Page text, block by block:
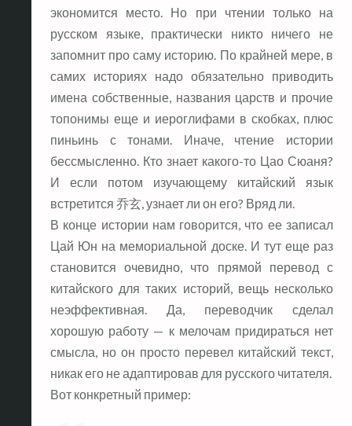
экономится место. Но при чтении только на
русском языке, практически никто ничего не
запомнит про саму историю. По крайней мере, в
самих историях надо обязательно приводить
имена собственные, названия царств и прочие
топонимы еще и иероглифами в скобках, плюс
пиньинь с тонами. Иначе, чтение истории
бессмысленно. Кто знает какого-то Цао Сюаня?
И если потом изучающему китайский язык
встретится 乔玄, узнает ли он его? Вряд ли.
В конце истории нам говорится, что ее записал
Цай Юн на мемориальной доске. И тут еще раз
становится очевидно, что прямой перевод с
китайского для таких историй, вещь несколько
неэффективная. Да, переводчик сделал
хорошую работу — к мелочам придираться нет
смысла, но он просто перевел китайский текст,
никак его не адаптировав для русского читателя.
Вот конкретный пример: